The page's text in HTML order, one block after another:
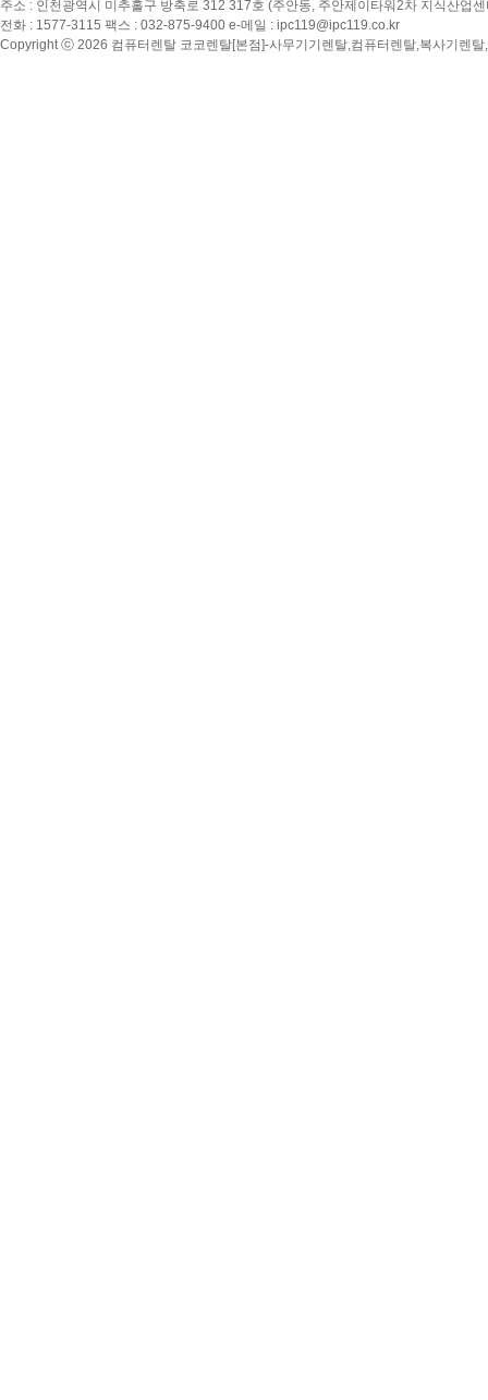
주소 : 인천광역시 미추홀구 방축로 312 317호 (주안동, 주안제이타워2차 지식산업
전화 : 1577-3115 팩스 : 032-875-9400 e-메일 : ipc119@ipc119.co.kr
Copyright ⓒ 2026 컴퓨터렌탈 코코렌탈[본점]-사무기기렌탈,컴퓨터렌탈,복사기렌